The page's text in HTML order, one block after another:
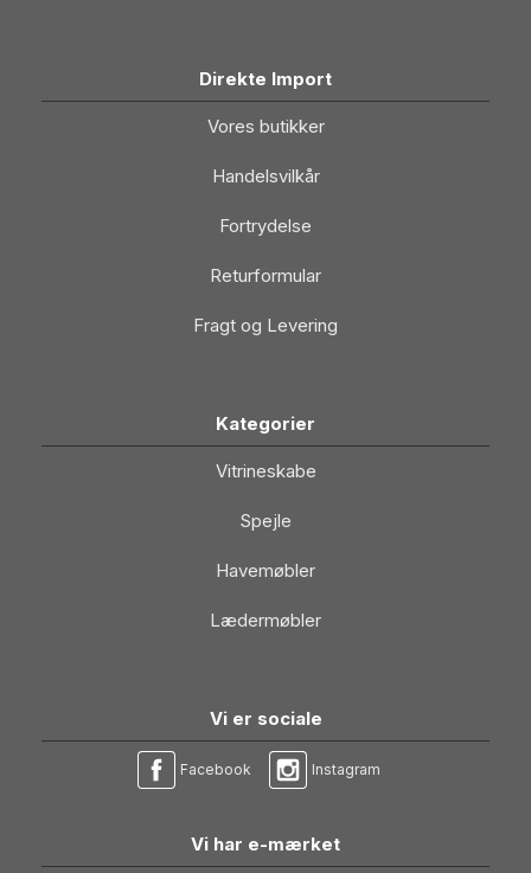
Direkte Import
Vores butikker
Handelsvilkår
Fortrydelse
Returformular
Fragt og Levering
Kategorier
Vitrineskabe
Spejle
Havemøbler
Lædermøbler
Vi er sociale
Facebook Instagram
Vi har e-mærket